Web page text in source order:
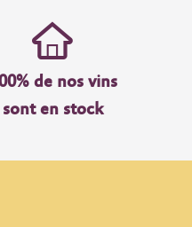
de nos vins
sont en stock